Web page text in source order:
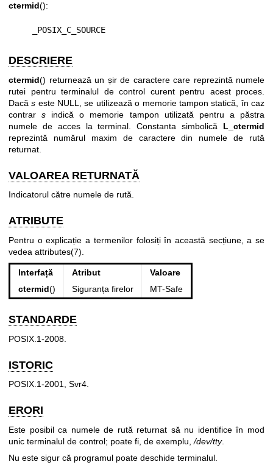
ctermid():
    _POSIX_C_SOURCE
DESCRIERE
ctermid() returnează un șir de caractere care reprezintă numele
rutei pentru terminalul de control curent pentru acest proces.
Dacăs este NULL, se utilizează o memorie tampon statică, în caz
contrars indică o memorie tampon utilizată pentru a păstra
numele de acces la terminal. Constanta simbolică L_ctermid
reprezintă numărul maxim de caractere din numele de rută
returnat.
VALOAREA RETURNATĂ
Indicatorul către numele de rută.
ATRIBUTE
Pentru o explicație a termenilor folosiți în această secțiune, a se
vedea attributes(7)
Interfață Atribut
Valoare
ctermid() Siguranța firelor MT-Safe
STANDARDE
POSIX.1-2008.
ISTORIC
POSIX.1-2001, Svr4.
ERORI
Este posibil ca numele de rută returnat să nu identifice în mod
unic terminalul de control; poate fi, de exemplu,/dev/tty.
Nu este sigur că programul poate deschide terminalul.